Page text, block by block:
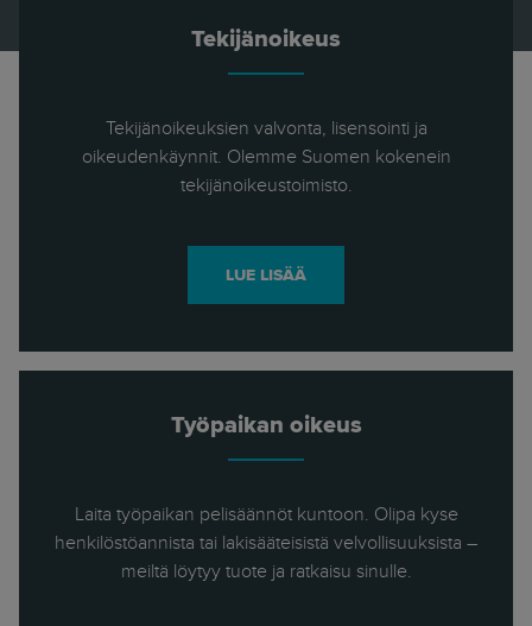
Tekijänoikeus
Tekijänoikeuksien valvonta, lisensointi ja
oikeudenkäynnit. Olemme Suomen kokenein
tekijänoikeustoimisto.
LUE LISÄÄ
Työpaikan oikeus
Laita työpaikan pelisäännöt kuntoon. Olipa kyse
henkilöstöannista tai lakisääteisistä velvollisuuksista –
meiltä löytyy tuote ja ratkaisu sinulle.